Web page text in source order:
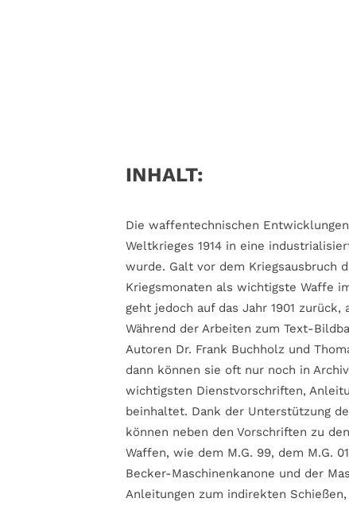
INHALT:
Die waffentechnischen
Weltkrieges 1914 in eine
wurde. Galt vor dem Kriegsausbruch
Kriegsmonaten als wichtigste Waffe
geht jedoch auf das Jahr 1901
Während der Arbeiten zum Text-
Autoren Dr. Frank Buchholz und
dann können sie oft nur noch in
wichtigsten Dienstvorschriften,
beinhaltet. Dank der Unterstützung
können neben den Vorschriften zu
Waffen, wie dem M.G. 99, dem M.G.
Becker-Maschinenkanone und der
Anleitungen zum indirekten